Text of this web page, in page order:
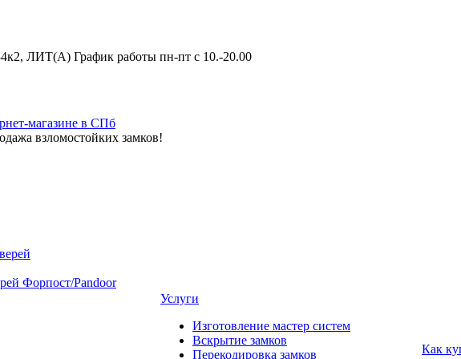
ЛИТ(А) График работы пн-пт с 10.-20.00
взломостойких замков!
Форпост/Раndoor
Услуги
Изготовление мастер систем
Вскрытие замков
Перекодировка замков
Как